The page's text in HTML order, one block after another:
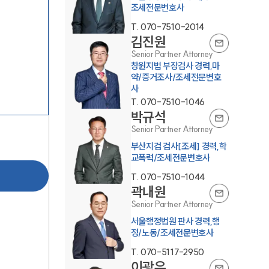
그룹소개
그룹소개
대륜의 강점
오시는 길
글로벌 파트너 로펌
고객의 소리
조세전문변호사
T. 070-7510-2014
김진원
Senior Partner Attorney
창원지법 부장검사 경력,마
약/증거조사/조세전문변호
사
T. 070-7510-1046
박규석
Senior Partner Attorney
부산지검 검사[조세] 경력,학
교폭력/조세전문변호사
T. 070-7510-1044
곽내원
Senior Partner Attorney
서울행정법원 판사 경력,행
정/노동/조세전문변호사
T. 070-5117-2950